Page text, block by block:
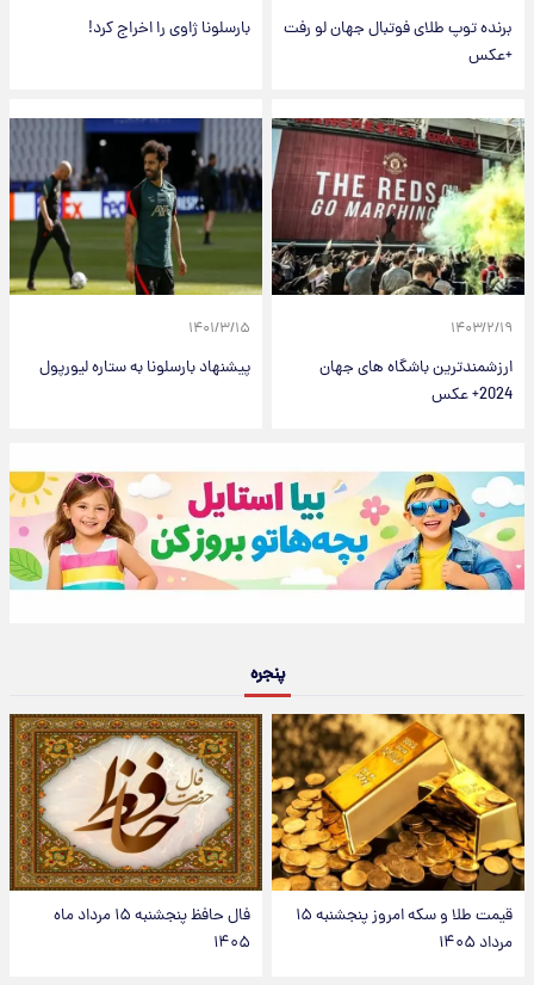
برنده توپ طلای فوتبال جهان لو رفت
+عکس
بارسلونا ژاوی را اخراج کرد!
۱۴۰۳/۲/۱۹
ارزشمندترین باشگاه های جهان
2024+ عکس
۱۴۰۱/۳/۱۵
پیشنهاد بارسلونا به ستاره لیورپول
پنجره
قیمت طلا و سکه امروز پنجشنبه ۱۵
مرداد ۱۴۰۵
فال حافظ پنجشنبه ۱۵ مرداد ماه
۱۴۰۵